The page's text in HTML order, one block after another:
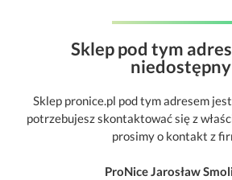
Sklep pod tym
niedostępny
Sklep pronice.pl pod tym adresem
potrzebujesz skontaktować się z
prosimy o kontakt z
ProNice Jarosław